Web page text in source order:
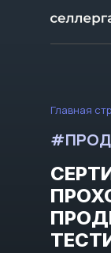
Главная